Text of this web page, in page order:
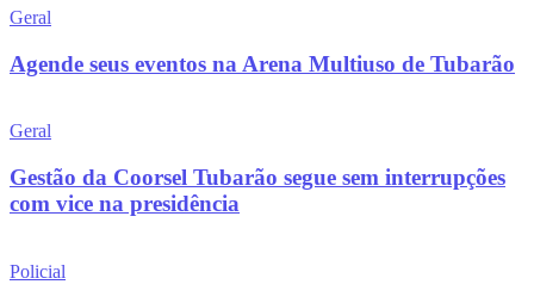
Geral
Agende seus eventos na Arena Multiuso de Tubarão
Geral
Gestão da Coorsel Tubarão segue sem interrupções
com vice na presidência
Policial